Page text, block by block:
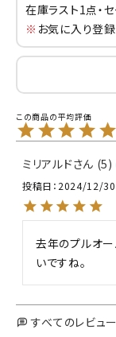
在庫ラスト1点・
※ お気に入り登
ミリアルド 5
投稿日 2024/12/30
去年のプルオー
いですね。
すべてのレビュ